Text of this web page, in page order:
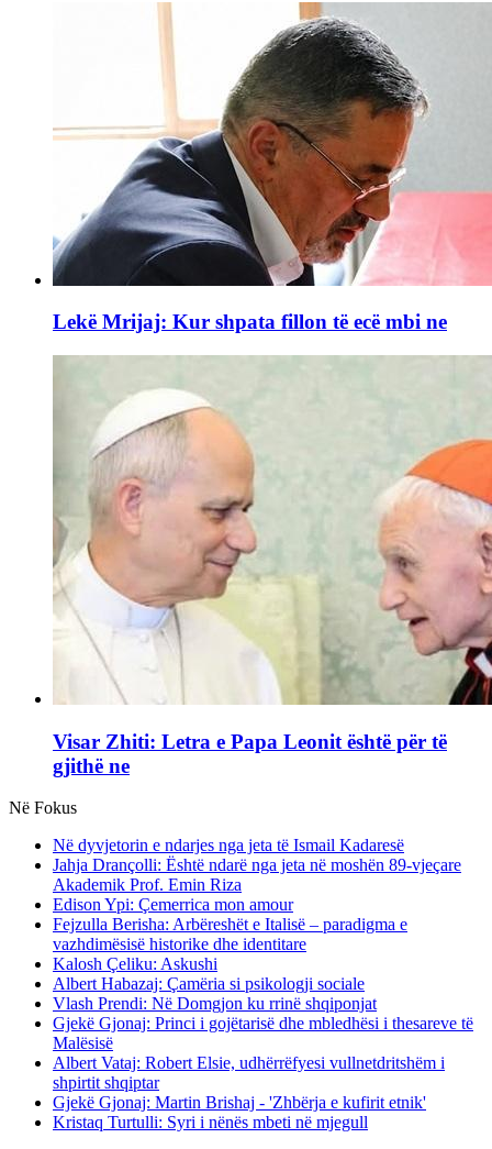
Lekë Mrijaj: Kur shpata fillon të ecë mbi ne
Visar Zhiti: Letra e Papa Leonit është për të
gjithë ne
Në Fokus
Në dyvjetorin e ndarjes nga jeta të Ismail Kadaresë
Jahja Drançolli: Është ndarë nga jeta në moshën 89-vjeçare
Akademik Prof. Emin Riza
Edison Ypi: Çemerrica mon amour
Fejzulla Berisha: Arbëreshët e Italisë – paradigma e
vazhdimësisë historike dhe identitare
Kalosh Çeliku: Askushi
Albert Habazaj: Çamëria si psikologji sociale
Vlash Prendi: Në Domgjon ku rrinë shqiponjat
Gjekë Gjonaj: Princi i gojëtarisë dhe mbledhësi i thesareve të
Malësisë
Albert Vataj: Robert Elsie, udhërrëfyesi vullnetdritshëm i
shpirtit shqiptar
Gjekë Gjonaj: Martin Brishaj - 'Zhbërja e kufirit etnik'
Kristaq Turtulli: Syri i nënës mbeti në mjegull